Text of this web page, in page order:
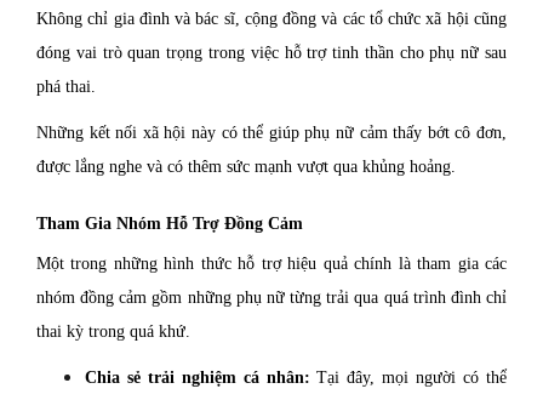
Không chỉ gia đình và bác sĩ, cộng đồng và các tổ chức xã hội cũng
đóng vai trò quan trọng trong việc hỗ trợ tinh thần cho phụ nữ sau
phá thai.
Những kết nối xã hội này có thể giúp phụ nữ cảm thấy bớt cô đơn,
được lắng nghe và có thêm sức mạnh vượt qua khủng hoảng.
Tham Gia Nhóm Hỗ Trợ Đồng Cảm
Một trong những hình thức hỗ trợ hiệu quả chính là tham gia các
nhóm đồng cảm gồm những phụ nữ từng trải qua quá trình đình chỉ
thai kỳ trong quá khứ.
Chia sẻ trải nghiệm cá nhân: Tại đây, mọi người có thể